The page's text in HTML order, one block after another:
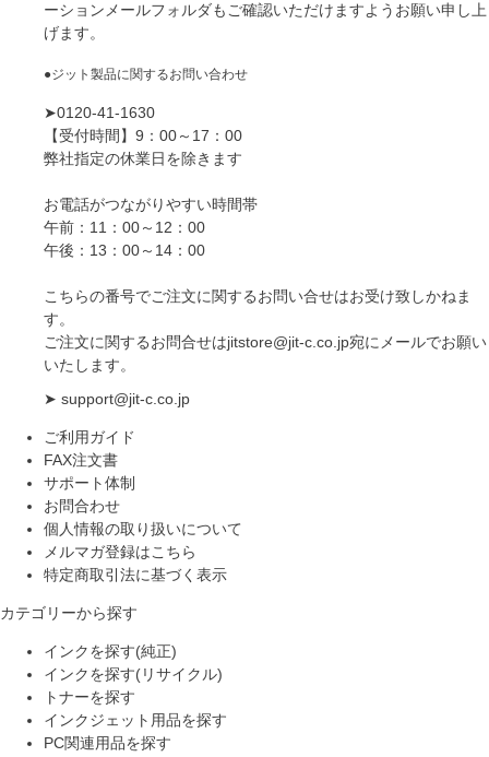
ーションメールフォルダもご確認いただけますようお願い申し上
げます。
●ジット製品に関するお問い合わせ
➤0120-41-1630
【受付時間】9：00～17：00
弊社指定の休業日を除きます
お電話がつながりやすい時間帯
午前：11：00～12：00
午後：13：00～14：00
こちらの番号でご注文に関するお問い合せはお受け致しかねま
す。
ご注文に関するお問合せはjitstore@jit-c.co.jp宛にメールでお願い
いたします。
➤ support@jit-c.co.jp
ご利用ガイド
FAX注文書
サポート体制
お問合わせ
個人情報の取り扱いについて
メルマガ登録はこちら
特定商取引法に基づく表示
カテゴリーから探す
インクを探す(純正)
インクを探す(リサイクル)
トナーを探す
インクジェット用品を探す
PC関連用品を探す